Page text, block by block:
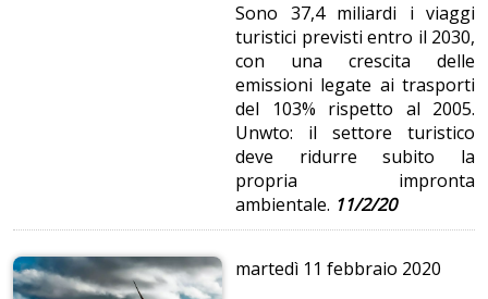
Sono 37,4 miliardi i viaggi
turistici previsti entro il 2030,
con una crescita delle
emissioni legate ai trasporti
del 103% rispetto al 2005.
Unwto: il settore turistico
deve ridurre subito la
propria impronta
ambientale. 11/2/20
martedì 11 febbraio 2020